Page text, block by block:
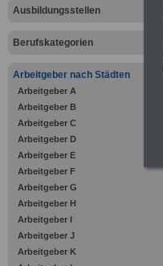
Ausbildungsstellen
Berufskategorien
Arbeitgeber nach Städten
Arbeitgeber A
Arbeitgeber B
Arbeitgeber C
Arbeitgeber D
Arbeitgeber E
Arbeitgeber F
Arbeitgeber G
Arbeitgeber H
Arbeitgeber I
Arbeitgeber J
Arbeitgeber K